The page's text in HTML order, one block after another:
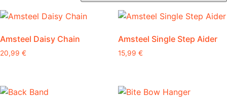
Amsteel Daisy Chain
20,99 €
Amsteel Single Step Aider
15,99 €